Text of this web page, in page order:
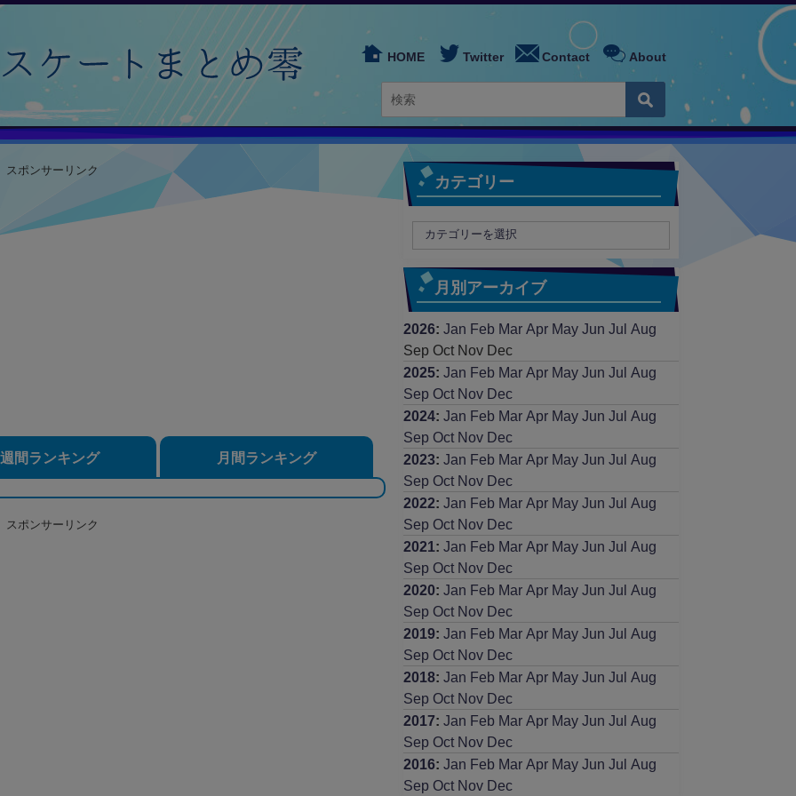
HOME Twitter Contact About
スポンサーリンク
週間ランキング 月間ランキング
スポンサーリンク
カテゴリー
月別アーカイブ
2026: Jan Feb Mar Apr May Jun Jul
Aug
Sep Oct Nov Dec
2025: Jan Feb Mar Apr May Jun Jul
Aug
Sep Oct Nov Dec
2024: Jan Feb Mar Apr May Jun Jul
Aug
Sep Oct Nov Dec
2023: Jan Feb Mar Apr May Jun Jul
Aug
Sep Oct Nov Dec
2022: Jan Feb Mar Apr May Jun Jul
Aug
Sep Oct Nov Dec
2021 : Jan Feb Mar Apr May Jun Jul
Aug
Sep Oct Nov Dec
2020: Jan Feb Mar Apr May Jun Jul
Aug
Sep Oct Nov Dec
2019: Jan Feb Mar Apr May Jun Jul
Aug
Sep Oct Nov Dec
2018: Jan Feb Mar Apr May Jun Jul
Aug
Sep Oct Nov Dec
2017: Jan Feb Mar Apr May Jun Jul
Aug
Sep Oct Nov Dec
2016: Jan Feb Mar Apr May Jun Jul
Aug
Sep Oct Nov Dec